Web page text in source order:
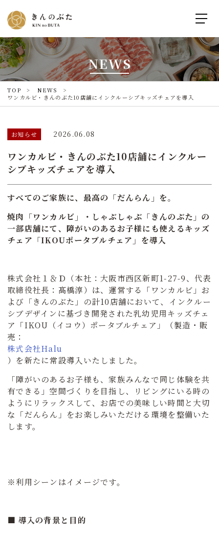
NEWS
TOP
NEWS
ワンカルビ・きんのぶた10店舗にインクルーシブキッズチェアを導入
お知らせ 2026.06.08
ワンカルビ・きんのぶた10店舗にインクルー
シブキッズチェアを導入
すべてのご家族に、最高の「だんらん」を。
焼肉「ワンカルビ」・しゃぶしゃぶ「きんのぶた」の
一部店舗にて、障がいのあるお子様にも使えるキッズ
チェア「IKOUポータブルチェア」を導入
株式会社１＆Ｄ（本社：大阪市西区新町1-27-9、代表
取締役社長：髙橋淳）は、運営する「ワンカルビ」お
よび「きんのぶた」の計10店舗において、 インクルー
シブデザインに基づき開発された乳幼児用キッズチェ
ア「IKOU（イコウ）ポータブルチェア」（製造・販
売：
株式会社Halu
）を新たに常設導入いたしました。
「障がいのあるお子様も、家族みんなで同じ体験を共
有できる」空間づくりを目指し、リビングにいる時の
ようにリラックスして、お店での美味しい時間と大切
な「だんらん」をお楽しみいただける環境を整備いた
します。
※利用シーンはイメージです。
■ 導入の背景と目的